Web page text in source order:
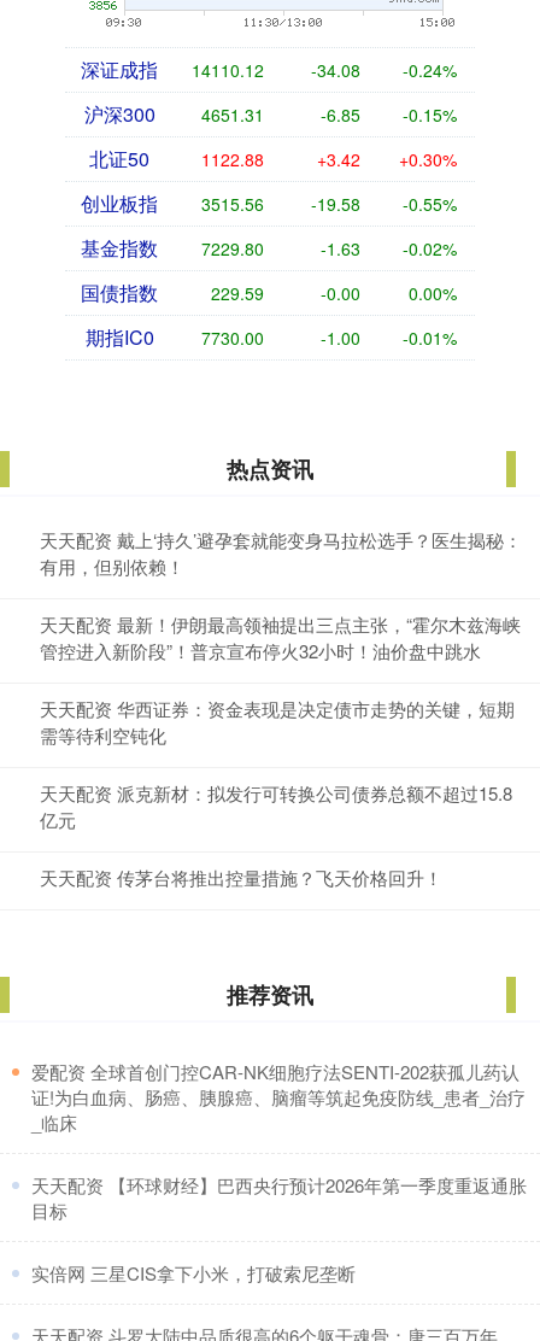
深证成指 14110.12 -34.08 -0.24%
沪深300 4651.31 -6.85 -0.15%
北证50 1122.88 +3.42 +0.30%
创业板指 3515.56 -19.58 -0.55%
基金指数 7229.80 -1.63 -0.02%
国债指数 229.59 -0.00 0.00%
期指IC0 7730.00 -1.00 -0.01%
热点资讯
天天配资 戴上‘持久’避孕套就能变身马拉松选手？医生揭秘：
有用，但别依赖！
天天配资 最新！伊朗最高领袖提出三点主张，“霍尔木兹海峡
管控进入新阶段”！普京宣布停火32小时！油价盘中跳水
天天配资 华西证券：资金表现是决定债市走势的关键，短期
需等待利空钝化
天天配资 派克新材：拟发行可转换公司债券总额不超过15.8
亿元
天天配资 传茅台将推出控量措施？飞天价格回升！
推荐资讯
​爱配资 全球首创门控CAR-NK细胞疗法SENTI-202获孤儿药认
证!为白血病、肠癌、胰腺癌、脑瘤等筑起免疫防线_患者_治疗
_临床
​天天配资 【环球财经】巴西央行预计2026年第一季度重返通胀
目标
​实倍网 三星CIS拿下小米，打破索尼垄断
​天天配资 斗罗大陆中品质很高的6个躯干魂骨：唐三百万年，